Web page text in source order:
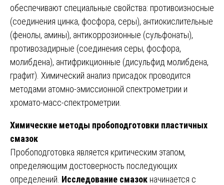
обеспечивают специальные свойства: противоизносные
(соединения цинка, фосфора, серы), антиокислительные
(фенолы, амины), антикоррозионные (сульфонаты),
противозадирные (соединения серы, фосфора,
молибдена), антифрикционные (дисульфид молибдена,
графит). Химический анализ присадок проводится
методами атомно-эмиссионной спектрометрии и
хромато-масс-спектрометрии.
Химические методы пробоподготовки пластичных
смазок
Пробоподготовка является критическим этапом,
определяющим достоверность последующих
определений. Исследование смазок начинается с